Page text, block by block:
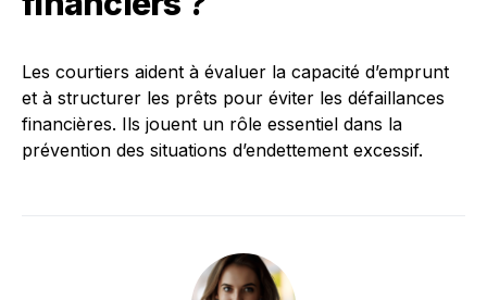
Les courtiers aident à évaluer la capacité d’emprunt
et à structurer les prêts pour éviter les défaillances
financières. Ils jouent un rôle essentiel dans la
prévention des situations d’endettement excessif.